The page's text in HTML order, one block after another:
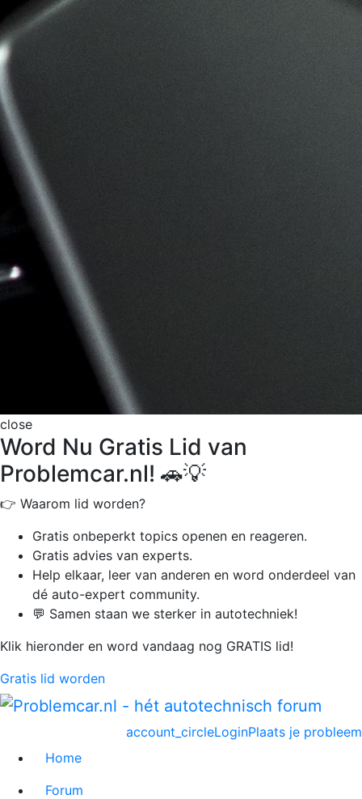
close
Word Nu Gratis Lid van
Problemcar.nl! 🚗💡
👉 Waarom lid worden?
Gratis onbeperkt topics openen en reageren.
Gratis advies van experts.
Help elkaar, leer van anderen en word onderdeel van
dé auto-expert community.
💬 Samen staan we sterker in autotechniek!
Klik hieronder en word vandaag nog GRATIS lid!
Gratis lid worden
Plaats je probleem
account_circleLogin
Home
Forum